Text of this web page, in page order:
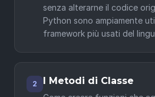
senza alterarne il codice
Python sono ampiamente
framework più usati del
2 I Metodi di Classe